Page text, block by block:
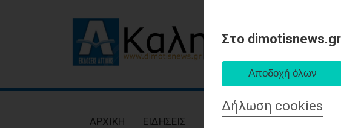
Στο
Δήλωση cookies
ΕΙΔΗΣΕΙΣ
AΡΧΙΚΗ ΕΙΔΗΣΕΙΣ